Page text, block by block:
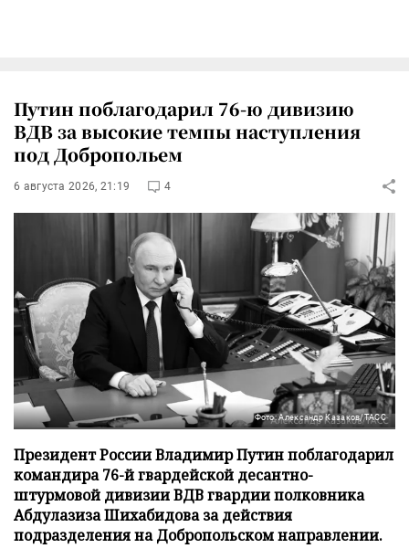
Путин поблагодарил 76-ю дивизию
ВДВ за высокие темпы наступления
под Добропольем
6 августа 2026, 21:19 4
Фото: Александр Казаков/ТАСС
Президент России Владимир Путин поблагодарил
командира 76-й гвардейской десантно-
штурмовой дивизии ВДВ гвардии полковника
Абдулазиза Шихабидова за действия
подразделения на Добропольском направлении.